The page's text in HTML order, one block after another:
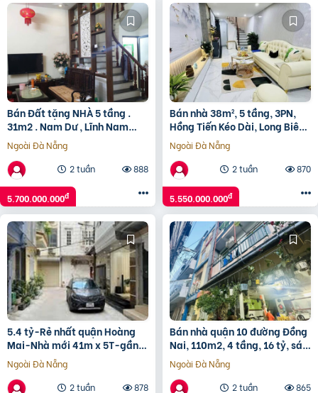
Bán Đất tặng NHÀ 5 tầng .
31m2 . Nam Dư , Lĩnh Nam
5,7tỷ
Ngoài Đà Nẵng
2 tuần
888
5.700.000.000đ
Bán nhà 38m², 5 tầng, 3PN,
Hồng Tiến Kéo Dài, Long Biên,
5.5 tỷ, sổ đỏ
Ngoài Đà Nẵng
2 tuần
870
5.550.000.000đ
5.4 tỷ-Rẻ nhất quận Hoàng
Mai-Nhà mới 41m x 5T-gần
phố-gần ô tô-cực thoáng
sáng
Ngoài Đà Nẵng
2 tuần
878
Bán nhà quận 10 đường Đồng
Nai, 110m2, 4 tầng, 16 tỷ, sát
mặt tiền
Ngoài Đà Nẵng
2 tuần
865